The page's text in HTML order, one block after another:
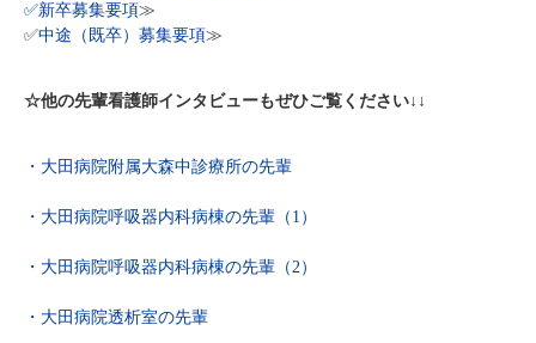
✅新卒募集要項≫
✅中途（既卒）募集要項≫
☆他の先輩看護師インタビューもぜひご覧ください↓↓
・大田病院附属大森中診療所の先輩
・大田病院呼吸器内科病棟の先輩（1）
・大田病院呼吸器内科病棟の先輩（2）
・大田病院透析室の先輩